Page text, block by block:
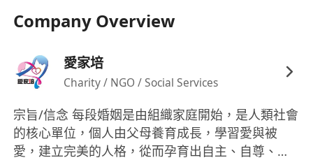
Company Overview
愛家培
Charity / NGO / Social Services
宗旨/信念 每段婚姻是由組織家庭開始，是人類社會
的核心單位，個人由父母養育成長，學習愛與被
愛，建立完美的人格，從而孕育出自主、自尊、自